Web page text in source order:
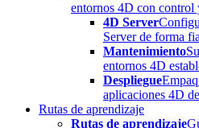
entornos 4D con control
4D Server
Server de forma
Mantenimiento
entornos 4D
Despliegue
aplicaciones 4D
Rutas de aprendizaje
Rutas de aprendizaje